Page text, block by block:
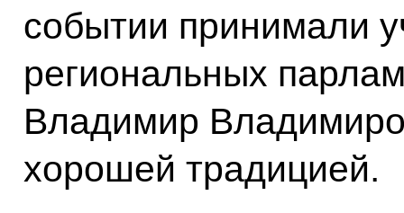
событии принимали
региональных
Владимир
хорошей традицией.